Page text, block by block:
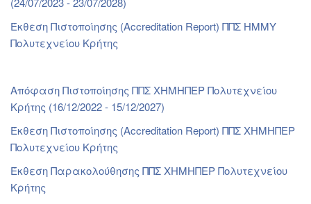
Έκθεση Πιστοποίησης (Accreditation Report) ΠΠΣ ΗΜΜΥ
Πολυτεχνείου Κρήτης
Απόφαση Πιστοποίησης ΠΠΣ ΧΗΜΗΠΕΡ Πολυτεχνείου
Κρήτης (16/12/2022 - 15/12/2027)
Έκθεση Πιστοποίησης (Accreditation Report) ΠΠΣ ΧΗΜΗΠΕΡ
Πολυτεχνείου Κρήτης
Έκθεση Παρακολούθησης ΠΠΣ ΧΗΜΗΠΕΡ Πολυτεχνείου
Κρήτης